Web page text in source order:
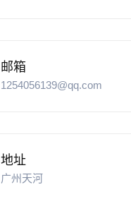
邮箱
1254056139@qq.com
地址
广州天河